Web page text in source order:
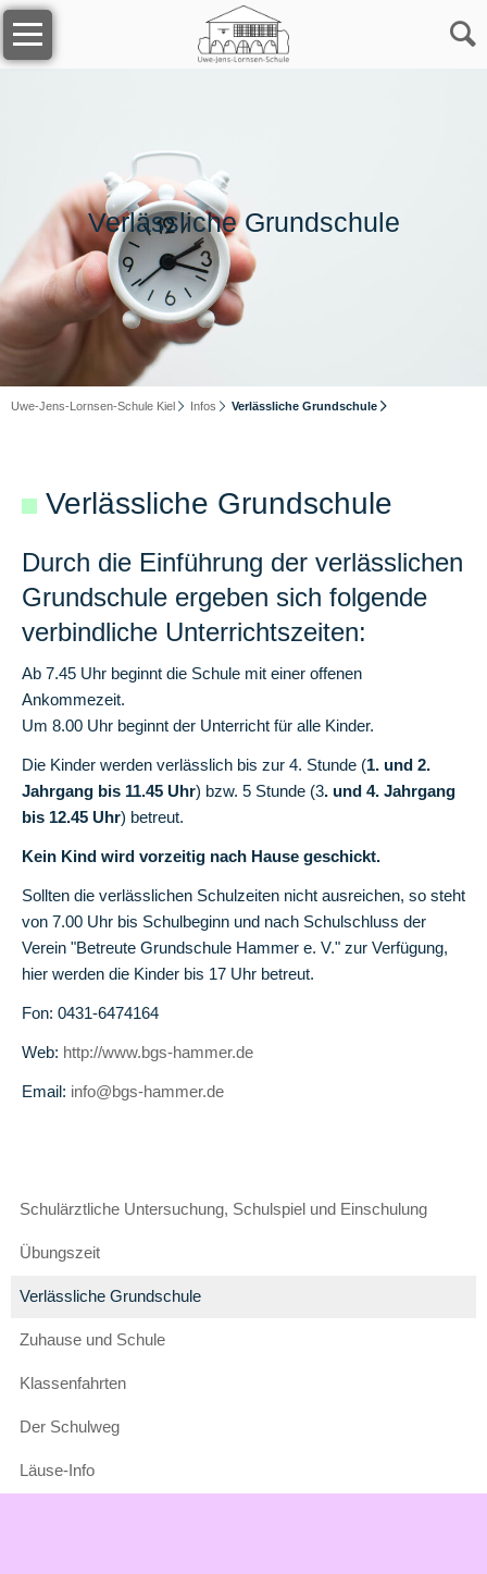
Verlässliche Grundschule
Navigation
überspringen
Home
Team
Kollegium
Sekretariat
Schulsozialarbeit
Elternbeirat
Hausmeister
Schulgeschichte
Schulprofil
Interne
Fachcurricula
Mit
dem
Rad
die
Zukunft
Pädagogisches
für
Frühstück
Internet-
ABC
Uwe-Jens-Lornsen-Schule Kiel Infos Verlässliche Grundschule
Verlässliche Grundschule
Durch die Einführung der verlässlichen
Grundschule ergeben sich folgende
verbindliche Unterrichtszeiten:
Ab 7.45 Uhr beginnt die Schule mit einer offenen
Ankommezeit.
Um 8.00 Uhr beginnt der Unterricht für alle Kinder.
Die Kinder werden verlässlich bis zur 4. Stunde (1. und 2.
Jahrgang bis 11.45 Uhr) bzw. 5 Stunde (3. und 4. Jahrgang
bis 12.45 Uhr) betreut.
Kein Kind wird vorzeitig nach Hause geschickt.
Sollten die verlässlichen Schulzeiten nicht ausreichen, so steht
von 7.00 Uhr bis Schulbeginn und nach Schulschluss der
Verein "Betreute Grundschule Hammer e. V." zur Verfügung,
hier werden die Kinder bis 17 Uhr betreut.
Fon: 0431-6474164
Web: http://www.bgs-hammer.de
Email: info@bgs-hammer.de
Navigation
Schulärztliche Untersuchung, Schulspiel und Einschulung
Übungszeit
Verlässliche Grundschule
Zuhause und Schule
Klassenfahrten
Der Schulweg
Läuse-Info